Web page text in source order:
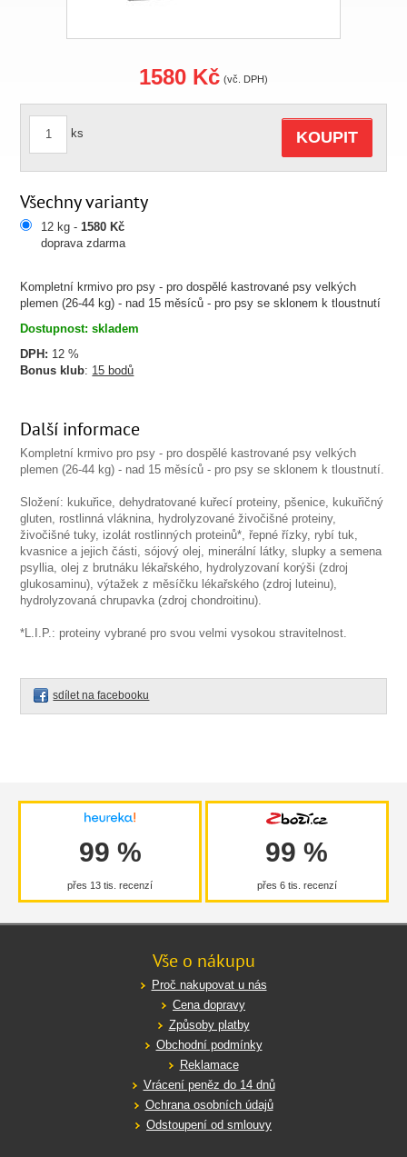
Kompletní krmivo pro psy - pro dospělé kastrované psy velkých
plemen (26-44 kg) - nad 15 měsíců - pro psy se sklonem k tloustnutí
Dostupnost: skladem
DPH: 12 %
Bonus klub: 15 bodů
1580 Kč (vč. DPH)
ks KOUPIT
Všechny varianty
12 kg -1580 Kč
doprava zdarma
Další informace
Kompletní krmivo pro psy - pro dospělé kastrované psy velkých
plemen (26-44 kg) - nad 15 měsíců - pro psy se sklonem k tloustnutí.
Složení: kukuřice, dehydratované kuřecí proteiny, pšenice, kukuřičný
gluten, rostlinná vláknina, hydrolyzované živočišné proteiny,
živočišné tuky, izolát rostlinných proteinů*, řepné řízky, rybí tuk,
kvasnice a jejich části, sójový olej, minerální látky, slupky a semena
psyllia, olej z brutnáku lékařského, hydrolyzovaní korýši (zdroj
glukosaminu), výtažek z měsíčku lékařského (zdroj luteinu),
hydrolyzovaná chrupavka (zdroj chondroitinu).
*L.I.P.: proteiny vybrané pro svou velmi vysokou stravitelnost.
sdílet na facebooku
99 %
přes 13 tis. recenzí
99 %
přes 6 tis. recenzí
Vše o nákupu
Proč nakupovat u nás
Cena dopravy
Způsoby platby
Obchodní podmínky
Reklamace
Vrácení peněz do 14 dnů
Ochrana osobních údajů
Odstoupení od smlouvy